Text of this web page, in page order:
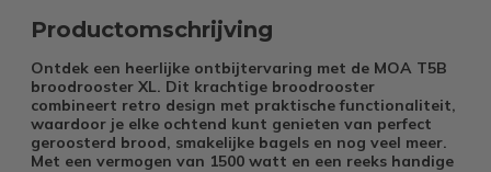
Productomschrijving
Ontdek een heerlijke ontbijtervaring met de MOA T5B
broodrooster XL. Dit krachtige broodrooster
combineert retro design met praktische functionaliteit,
waardoor je elke ochtend kunt genieten van perfect
geroosterd brood, smakelijke bagels en nog veel meer.
Met een vermogen van 1500 watt en een reeks handige